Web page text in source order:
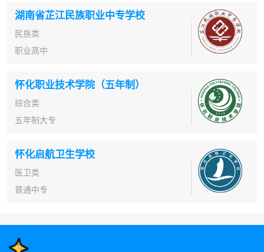
湖南省芷江民族职业中专学校
民族类
职业高中
怀化职业技术学院（五年制）
综合类
五年制大专
怀化启航卫生学校
医卫类
普通中专